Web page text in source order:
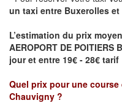
un taxi entre Buxerolles et
L’estimation du prix
AEROPORT DE POITIERS
jour et entre 19€ - 28€
Quel prix pour une course
Chauvigny ?